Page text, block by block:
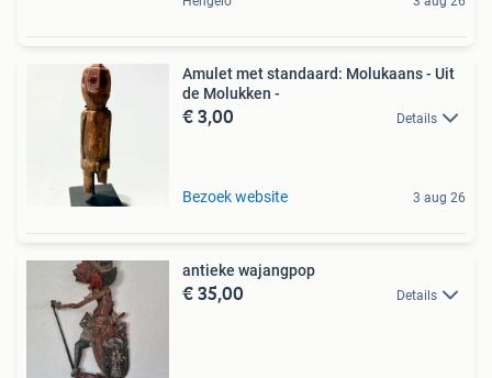
Amulet met standaard: Molukaans - Uit
de Molukken -
€ 3,00 Details
Bezoek website 3 aug 26
antieke wajangpop
€ 35,00 Details